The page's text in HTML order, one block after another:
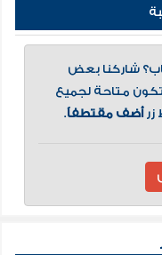
شاركنا بعض
متاحة لجميع
زرأضف مقتطفاً.